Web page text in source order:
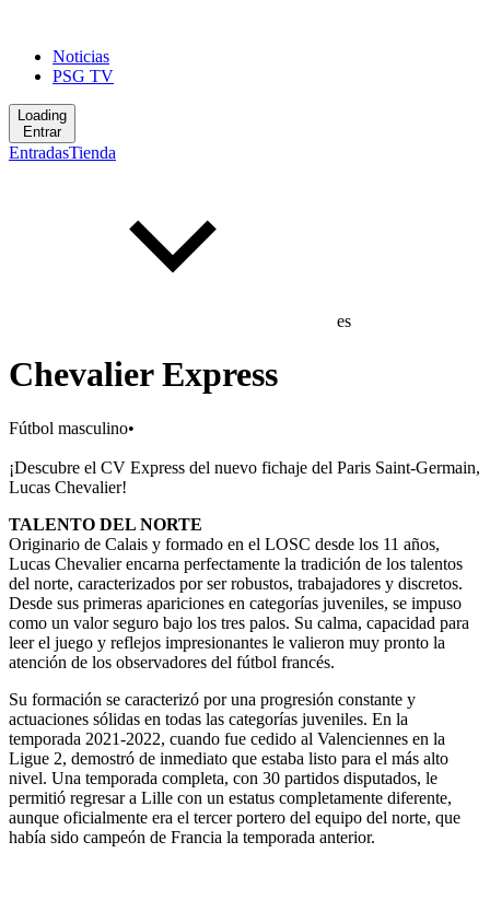
Noticias
PSG TV
Loading
Entrar
EntradasTienda
es
Chevalier Express
Fútbol masculino•
¡Descubre el CV Express del nuevo fichaje del Paris Saint-Germain,
Lucas Chevalier!
TALENTO DEL NORTE
Originario de Calais y formado en el LOSC desde los 11 años,
Lucas Chevalier encarna perfectamente la tradición de los talentos
del norte, caracterizados por ser robustos, trabajadores y discretos.
Desde sus primeras apariciones en categorías juveniles, se impuso
como un valor seguro bajo los tres palos. Su calma, capacidad para
leer el juego y reflejos impresionantes le valieron muy pronto la
atención de los observadores del fútbol francés.
Su formación se caracterizó por una progresión constante y
actuaciones sólidas en todas las categorías juveniles. En la
temporada 2021-2022, cuando fue cedido al Valenciennes en la
Ligue 2, demostró de inmediato que estaba listo para el más alto
nivel. Una temporada completa, con 30 partidos disputados, le
permitió regresar a Lille con un estatus completamente diferente,
aunque oficialmente era el tercer portero del equipo del norte, que
había sido campeón de Francia la temporada anterior.